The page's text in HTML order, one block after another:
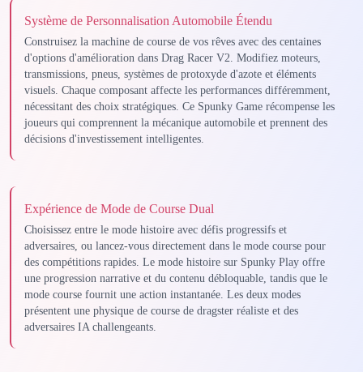
Système de Personnalisation Automobile Étendu
Construisez la machine de course de vos rêves avec des centaines
d'options d'amélioration dans Drag Racer V2. Modifiez moteurs,
transmissions, pneus, systèmes de protoxyde d'azote et éléments
visuels. Chaque composant affecte les performances différemment,
nécessitant des choix stratégiques. Ce Spunky Game récompense les
joueurs qui comprennent la mécanique automobile et prennent des
décisions d'investissement intelligentes.
Expérience de Mode de Course Dual
Choisissez entre le mode histoire avec défis progressifs et
adversaires, ou lancez-vous directement dans le mode course pour
des compétitions rapides. Le mode histoire sur Spunky Play offre
une progression narrative et du contenu débloquable, tandis que le
mode course fournit une action instantanée. Les deux modes
présentent une physique de course de dragster réaliste et des
adversaires IA challengeants.